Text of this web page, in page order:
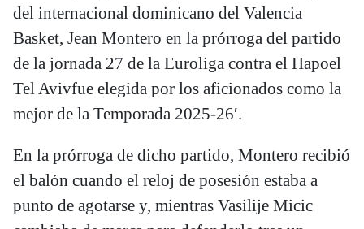
del internacional dominicano del Valencia
Basket, Jean Montero en la prórroga del partido
de la jornada 27 de la Euroliga contra el Hapoel
Tel Avivfue elegida por los aficionados como la
mejor de la Temporada 2025-26′.
En la prórroga de dicho partido, Montero recibió
el balón cuando el reloj de posesión estaba a
punto de agotarse y, mientras Vasilije Micic